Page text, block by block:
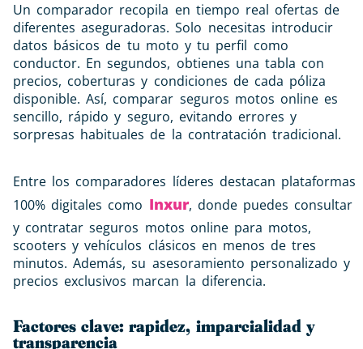
Un comparador recopila en tiempo real ofertas de
diferentes aseguradoras. Solo necesitas introducir
datos básicos de tu moto y tu perfil como
conductor. En segundos, obtienes una tabla con
precios, coberturas y condiciones de cada póliza
disponible. Así, comparar seguros motos online es
sencillo, rápido y seguro, evitando errores y
sorpresas habituales de la contratación tradicional.
Entre los comparadores líderes destacan plataformas
100% digitales como Inxur, donde puedes consultar
y contratar seguros motos online para motos,
scooters y vehículos clásicos en menos de tres
minutos. Además, su asesoramiento personalizado y
precios exclusivos marcan la diferencia.
Factores clave: rapidez, imparcialidad y
transparencia